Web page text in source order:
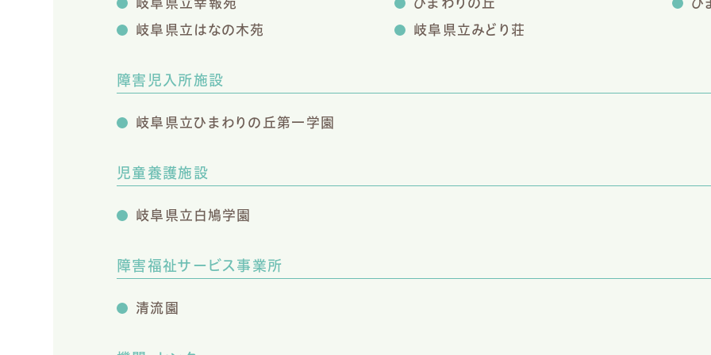
岐阜県立幸報苑
ひまわりの丘
ひ
岐阜県立はなの木苑
岐阜県立みどり荘
障害児入所施設
岐阜県立ひまわりの丘第一学園
児童養護施設
岐阜県立白鳩学園
障害福祉サービス事業所
清流園